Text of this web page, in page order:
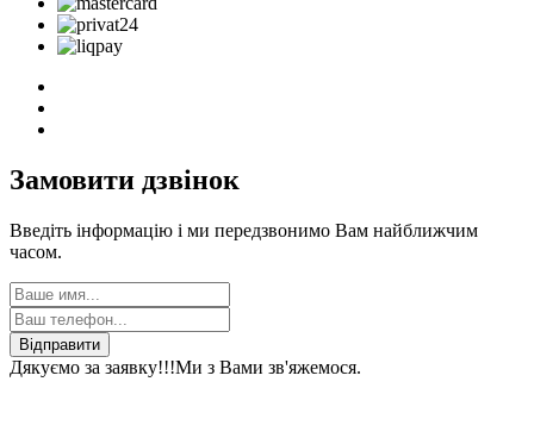
Замовити дзвінок
Введіть інформацію і ми передзвонимо Вам найближчим
часом.
Відправити
Дякуємо за заявку!!!Ми з Вами зв'яжемося.